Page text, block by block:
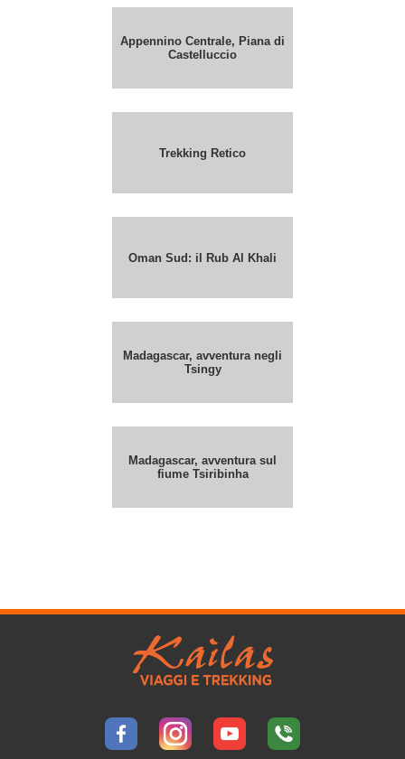
Appennino Centrale, Piana di
Castelluccio
Trekking Retico
Oman Sud: il Rub Al Khali
Madagascar, avventura negli
Tsingy
Madagascar, avventura sul
fiume Tsiribinha